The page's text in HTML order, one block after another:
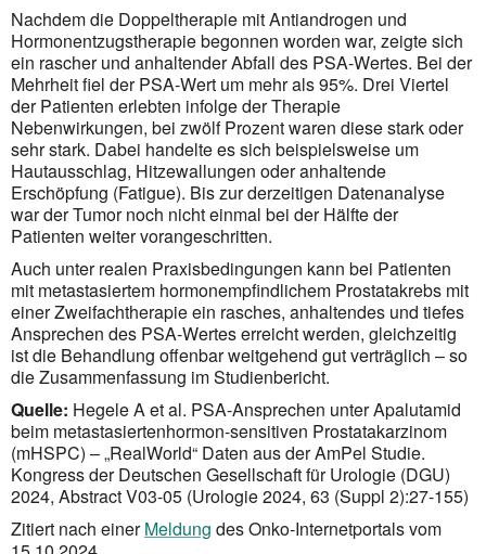
Nachdem die Doppeltherapie mit Antiandrogen und
Hormonentzugstherapie begonnen worden war, zeigte sich
ein rascher und anhaltender Abfall des PSA-Wertes. Bei der
Mehrheit fiel der PSA-Wert um mehr als 95%. Drei Viertel
der Patienten erlebten infolge der Therapie
Nebenwirkungen, bei zwölf Prozent waren diese stark oder
sehr stark. Dabei handelte es sich beispielsweise um
Hautausschlag, Hitzewallungen oder anhaltende
Erschöpfung (Fatigue). Bis zur derzeitigen Datenanalyse
war der Tumor noch nicht einmal bei der Hälfte der
Patienten weiter vorangeschritten.
Auch unter realen Praxisbedingungen kann bei Patienten
mit metastasiertem hormonempfindlichem Prostatakrebs mit
einer Zweifachtherapie ein rasches, anhaltendes und tiefes
Ansprechen des PSA-Wertes erreicht werden, gleichzeitig
ist die Behandlung offenbar weitgehend gut verträglich – so
die Zusammenfassung im Studienbericht.
Quelle: Hegele A et al. PSA-Ansprechen unter Apalutamid
beim metastasiertenhormon-sensitiven Prostatakarzinom
(mHSPC) – „RealWorld“ Daten aus der AmPel Studie.
Kongress der Deutschen Gesellschaft für Urologie (DGU)
2024, Abstract V03-05 (Urologie 2024, 63 (Suppl 2):27-155)
Zitiert nach einerMeldung des Onko-Internetportals vom